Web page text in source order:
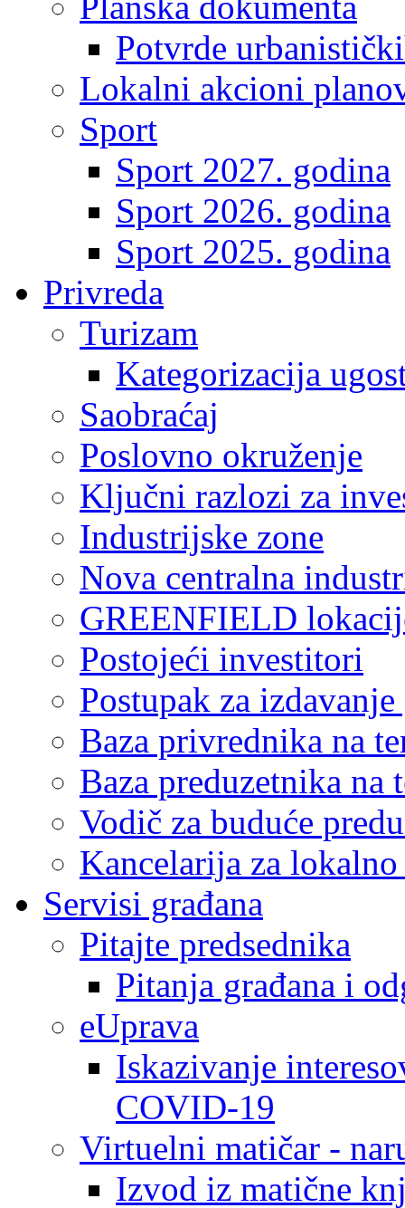
Potvrde
Lokalni akcioni
Sport
Sport 2027. godina
Sport 2026. godina
Sport 2025. godina
Privreda
Turizam
Kategorizacija
Saobraćaj
Poslovno okruženje
Ključni razlozi za
Industrijske zone
Nova centralna
GREENFIELD
Postojeći investitori
Postupak za
Baza privrednika na
Baza preduzetnika
Vodič za buduće
Kancelarija za
Servisi građana
Pitajte predsednika
Pitanja građana i
eUprava
Iskazivanje
COVID-19
Virtuelni matičar -
Izvod iz matične